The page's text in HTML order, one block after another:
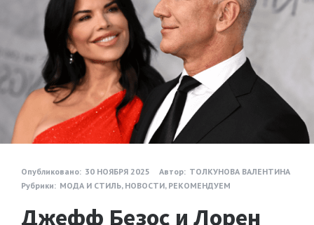
Опубликовано: 30 НОЯБРЯ 2025 Автор: ТОЛКУНОВА ВАЛЕНТИНА
Рубрики: МОДА И СТИЛЬ, НОВОСТИ, РЕКОМЕНДУЕМ
Джефф Безос и Лорен